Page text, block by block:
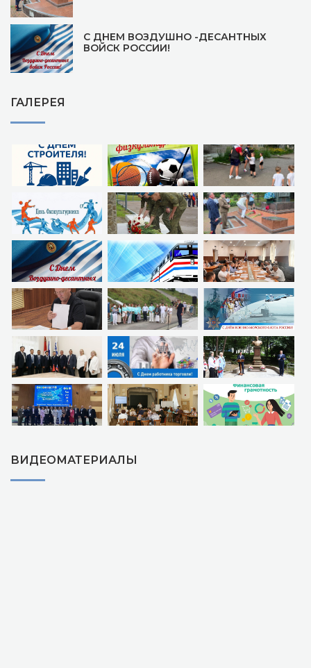
С ДНЕМ ВОЗДУШНО -ДЕСАНТНЫХ
ВОЙСК РОССИИ!
ГАЛЕРЕЯ
ВИДЕОМАТЕРИАЛЫ